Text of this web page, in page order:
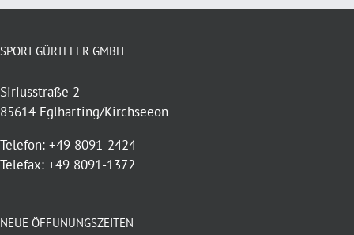
SPORT GÜRTELER GMBH
Siriusstraße 2
85614 Eglharting/Kirchseeon
Telefon: +49 8091-2424
Telefax: +49 8091-1372
NEUE ÖFFUNUNGSZEITEN